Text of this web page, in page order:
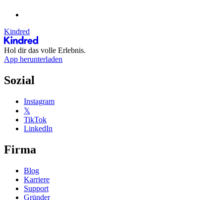
Kindred
Hol dir das volle Erlebnis.
App herunterladen
Sozial
Instagram
𝕏
TikTok
LinkedIn
Firma
Blog
Karriere
Support
Gründer